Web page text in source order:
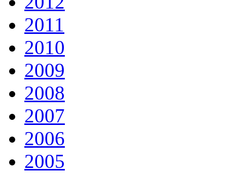
2011
2010
2009
2008
2007
2006
2005